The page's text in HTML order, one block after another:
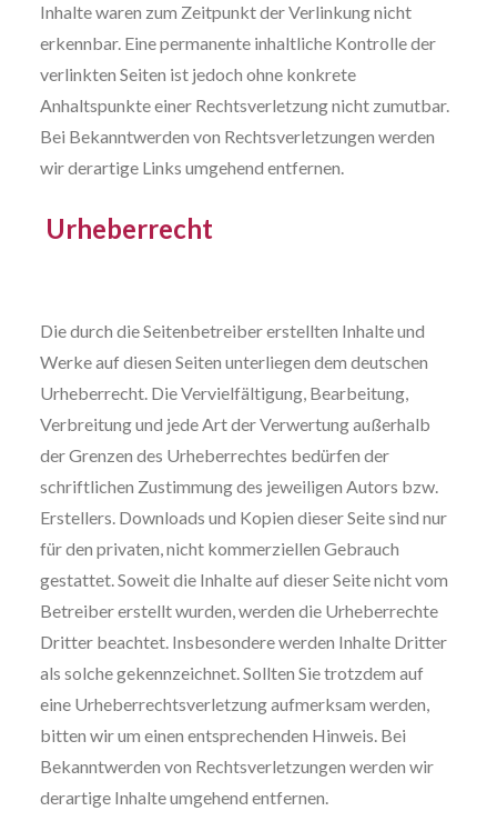
Inhalte waren zum Zeitpunkt der Verlinkung nicht
erkennbar. Eine permanente inhaltliche Kontrolle der
verlinkten Seiten ist jedoch ohne konkrete
Anhaltspunkte einer Rechtsverletzung nicht zumutbar.
Bei Bekanntwerden von Rechtsverletzungen werden
wir derartige Links umgehend entfernen.
Urheberrecht
Die durch die Seitenbetreiber erstellten Inhalte und
Werke auf diesen Seiten unterliegen dem deutschen
Urheberrecht. Die Vervielfältigung, Bearbeitung,
Verbreitung und jede Art der Verwertung außerhalb
der Grenzen des Urheberrechtes bedürfen der
schriftlichen Zustimmung des jeweiligen Autors bzw.
Erstellers. Downloads und Kopien dieser Seite sind nur
für den privaten, nicht kommerziellen Gebrauch
gestattet. Soweit die Inhalte auf dieser Seite nicht vom
Betreiber erstellt wurden, werden die Urheberrechte
Dritter beachtet. Insbesondere werden Inhalte Dritter
als solche gekennzeichnet. Sollten Sie trotzdem auf
eine Urheberrechtsverletzung aufmerksam werden,
bitten wir um einen entsprechenden Hinweis. Bei
Bekanntwerden von Rechtsverletzungen werden wir
derartige Inhalte umgehend entfernen.